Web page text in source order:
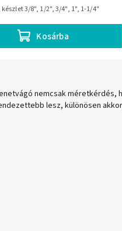
Kosárba
3/8", 1/2", 3/4", 1", 1-1/4"
nemcsak méretkérdés,
lesz, különösen